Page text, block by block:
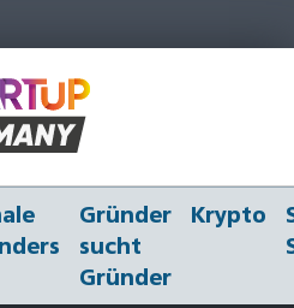
Gründer
sucht
Gründer
Krypto